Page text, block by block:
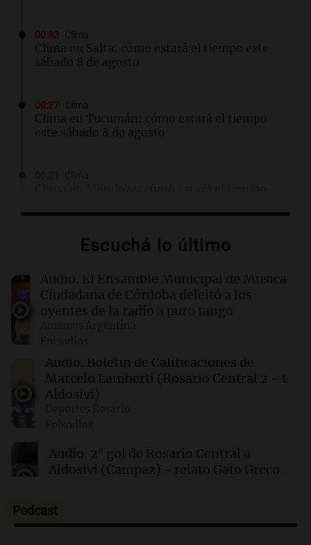
00:32 Clima
Clima en Salta: cómo estará el tiempo este
sábado 8 de agosto
00:27 Clima
Clima en Tucumán: cómo estará el tiempo
este sábado 8 de agosto
Clima
sábado 8 de agosto
00:11 Clima
sábado 8 de agosto
00:08 La Cadena del Gol
Independiente Rivadavia venció de local a
en su zona
Escuchá lo último
Audio. El Ensamble Municipal de Música
Ciudadana de Córdoba deleitó a los
oyentes de la radio a puro tango
Episodios
Audio. Boletín de Calificaciones de
Marcelo Lamberti (Rosario Central 2 - 1
Aldosivi)
Episodios
Audio. 2° gol de Rosario Central a
Aldosivi (Campaz) - relato Gato Greco
Audio.Nuevo desarrollo urbano y casa
Podcast